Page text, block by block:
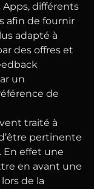
différents
afin de fournir
adapté à
des offres et
un
de
traité à
pertinente
En effet une
en avant une
de la